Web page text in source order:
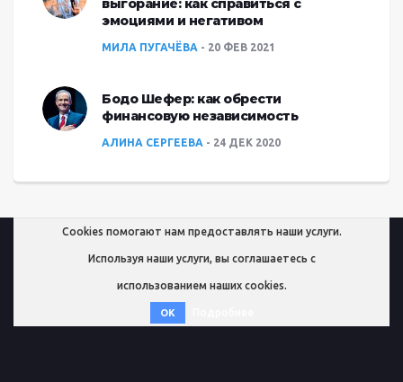
выгорание: как справиться с
эмоциями и негативом
МИЛА ПУГАЧЁВА 20 ФЕВ 2021
Бодо Шефер: как обрести
финансовую независимость
АЛИНА СЕРГЕЕВА 24 ДЕК 2020
Cookies помогают нам предоставлять наши услуги.
Используя наши услуги, вы соглашаетесь с
использованием наших cookies.
OK